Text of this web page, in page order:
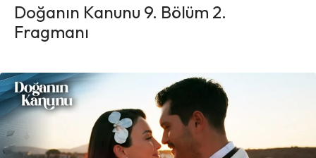
Doğanın Kanunu 9. Bölüm 2.
Fragmanı